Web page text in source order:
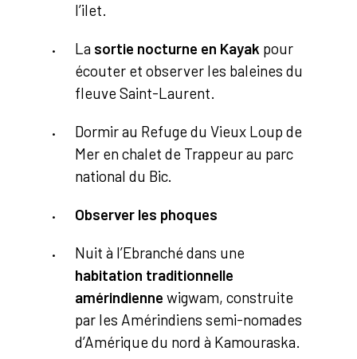
l’ilet.
La sortie nocturne en Kayak pour
écouter et observer les baleines du
fleuve Saint-Laurent.
Dormir au Refuge du Vieux Loup de
Mer en chalet de Trappeur au parc
national du Bic.
Observer les phoques
Nuit à l’Ebranché dans une
habitation traditionnelle
amérindienne wigwam, construite
par les Amérindiens semi-nomades
d’Amérique du nord à Kamouraska.